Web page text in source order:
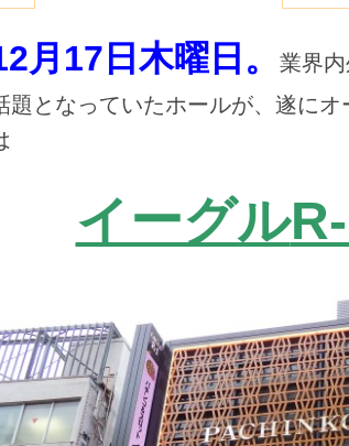
月17日木曜日。
業界
題となっていたホールが、遂に
イーグル